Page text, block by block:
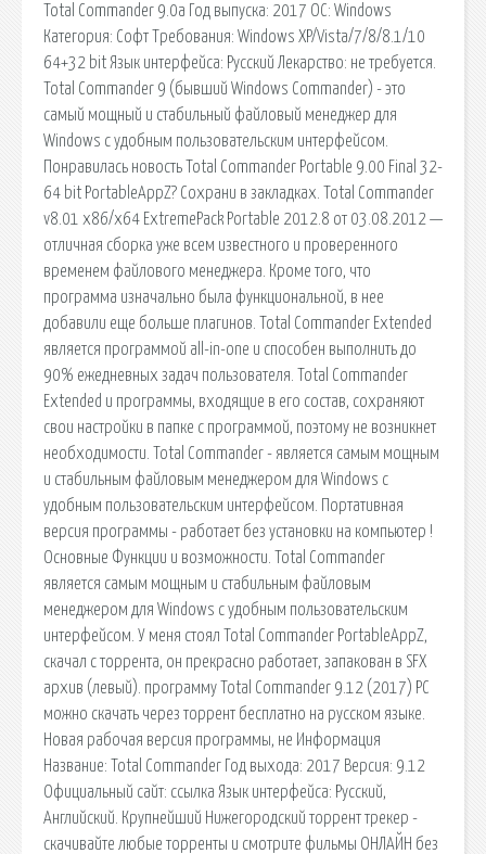
Total Commander 9.0a Год выпуска: 2017 ОС: Windows
Категория: Софт Требования: Windows XP/Vista/7/8/8.1/10
64+32 bit Язык интерфейса: Русский Лекарство: не требуется.
Total Commander 9 (бывший Windows Commander) - это
самый мощный и стабильный файловый менеджер для
Windows с удобным пользовательским интерфейсом.
Понравилась новость Total Commander Portable 9.00 Final 32-
64 bit PortableAppZ? Сохрани в закладках. Total Commander
v8.01 x86/x64 ExtremePack Portable 2012.8 от 03.08.2012 —
отличная сборка уже всем известного и проверенного
временем файлового менеджера. Кроме того, что
программа изначально была функциональной, в нее
добавили еще больше плагинов. Total Commander Extended
является программой all-in-one и способен выполнить до
90% ежедневных задач пользователя. Total Commander
Extended и программы, входящие в его состав, сохраняют
свои настройки в папке с программой, поэтому не возникнет
необходимости. Total Commander - является самым мощным
и стабильным файловым менеджером для Windows с
удобным пользовательским интерфейсом. Портативная
версия программы - работает без установки на компьютер !
Основные Функции и возможности. Total Commander
является самым мощным и стабильным файловым
менеджером для Windows с удобным пользовательским
интерфейсом. У меня стоял Total Commander PortableAppZ,
скачал с торрента, он прекрасно работает, запакован в SFX
архив (левый). программу Total Commander 9.12 (2017) PC
можно скачать через торрент бесплатно на русском языке.
Новая рабочая версия программы, не Информация
Название: Total Commander Год выхода: 2017 Версия: 9.12
Официальный сайт: ссылка Язык интерфейса: Русский,
Английский. Крупнейший Нижегородский торрент трекер -
скачивайте любые торренты и смотрите фильмы ОНЛАЙН без